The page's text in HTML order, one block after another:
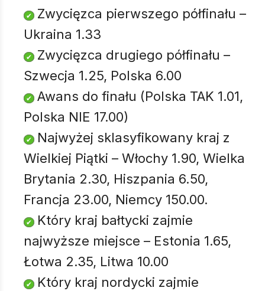
Zwycięzca pierwszego półfinału –
Ukraina 1.33
Zwycięzca drugiego półfinału –
Szwecja 1.25, Polska 6.00
Awans do finału (Polska TAK 1.01,
Polska NIE 17.00)
Najwyżej sklasyfikowany kraj z
Wielkiej Piątki – Włochy 1.90, Wielka
Brytania 2.30, Hiszpania 6.50,
Francja 23.00, Niemcy 150.00.
Który kraj bałtycki zajmie
najwyższe miejsce – Estonia 1.65,
Łotwa 2.35, Litwa 10.00
Który kraj nordycki zajmie